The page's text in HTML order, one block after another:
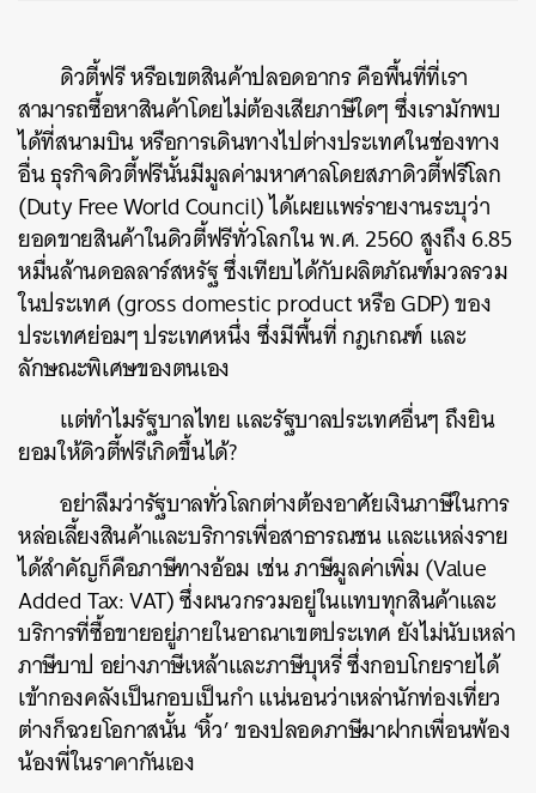
ดิวตี้ฟรี หรือเขตสินค้าปลอดอากร คือพื้นที่ที่เรา
สามารถซื้อหาสินค้าโดยไม่ต้องเสียภาษีใดๆ ซึ่งเรามักพบ
ได้ที่สนามบิน หรือการเดินทางไปต่างประเทศในช่องทาง
อื่น ธุรกิจดิวตี้ฟรีนั้นมีมูลค่ามหาศาลโดยสภาดิวตี้ฟรีโลก
(Duty Free World Council) ได้เผยแพร่รายงานระบุว่า
ยอดขายสินค้าในดิวตี้ฟรีทั่วโลกใน พ.ศ. 2560 สูงถึง 6.85
หมื่นล้านดอลลาร์สหรัฐ ซึ่งเทียบได้กับผลิตภัณฑ์มวลรวม
ในประเทศ (gross domestic product หรือ GDP) ของ
ประเทศย่อมๆ ประเทศหนึ่ง ซึ่งมีพื้นที่ กฎเกณฑ์ และ
ลักษณะพิเศษของตนเอง
แต่ทำไมรัฐบาลไทย และรัฐบาลประเทศอื่นๆ ถึงยิน
ยอมให้ดิวตี้ฟรีเกิดขึ้นได้?
อย่าลืมว่ารัฐบาลทั่วโลกต่างต้องอาศัยเงินภาษีในการ
หล่อเลี้ยงสินค้าและบริการเพื่อสาธารณชน และแหล่งราย
ได้สำคัญก็คือภาษีทางอ้อม เช่น ภาษีมูลค่าเพิ่ม (Value
Added Tax: VAT) ซึ่งผนวกรวมอยู่ในแทบทุกสินค้าและ
บริการที่ซื้อขายอยู่ภายในอาณาเขตประเทศ ยังไม่นับเหล่า
ภาษีบาป อย่างภาษีเหล้าและภาษีบุหรี่ ซึ่งกอบโกยรายได้
เข้ากองคลังเป็นกอบเป็นกำ แน่นอนว่าเหล่านักท่องเที่ยว
ต่างก็ฉวยโอกาสนั้น ‘หิ้ว’ ของปลอดภาษีมาฝากเพื่อนพ้อง
น้องพี่ในราคากันเอง